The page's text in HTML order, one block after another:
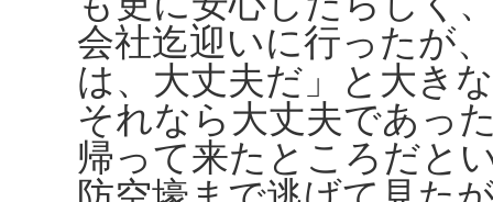
会社迄迎いに行ったが
は、大丈夫だ」と大き
それなら大丈夫であっ
帰って来たところだと